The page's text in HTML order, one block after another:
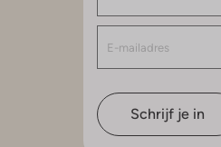
Schrijf je in